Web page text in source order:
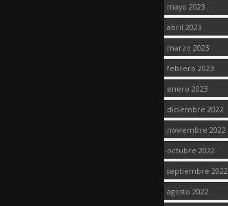
mayo 2023
abril 2023
marzo 2023
febrero 2023
enero 2023
diciembre 2022
noviembre 2022
octubre 2022
septiembre 2022
agosto 2022